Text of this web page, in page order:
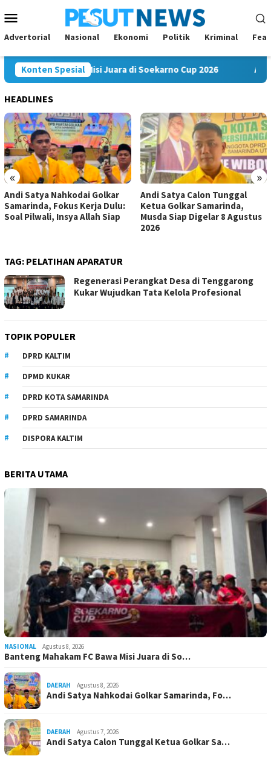
ke
kontenMobile
Advertorial Nasional Ekonomi Politik Kriminal
Konten Spesial
FC Bawa Misi Juara di Soekarno Cup 2026 Andi
HEADLINES
« »
Andi Satya Nahkodai Golkar
Samarinda, Fokus Kerja Dulu:
Soal Pilwali, Insya Allah Siap
Andi Satya Calon Tunggal
Ketua Golkar Samarinda,
Musda Siap Digelar 8 Agustus
2026
TAG: PELATIHAN APARATUR
Regenerasi Perangkat Desa di Tenggarong
Kukar Wujudkan Tata Kelola Profesional
TOPIK POPULER
DPRD KALTIM
DPMD KUKAR
DPRD KOTA SAMARINDA
DPRD SAMARINDA
DISPORA KALTIM
BERITA UTAMA
NASIONAL Agustus 8, 2026
Banteng Mahakam FC Bawa Misi Juara di So…
DAERAH Agustus 8, 2026
Andi Satya Nahkodai Golkar Samarinda, Fo…
DAERAH Agustus 7, 2026
Andi Satya Calon Tunggal Ketua Golkar Sa…